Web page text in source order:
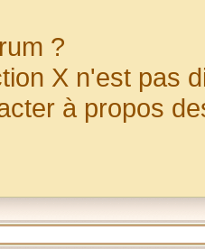
?
X n'est pas
à propos